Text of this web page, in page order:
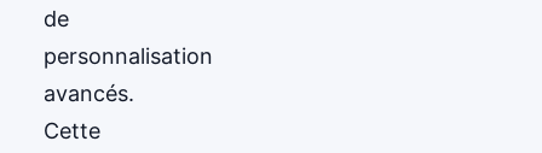
de
personnalisation
avancés.
Cette